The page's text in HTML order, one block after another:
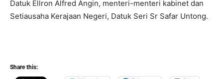
Datuk Ellron Alfred Angin, menteri-menteri kabinet dan
Setiausaha Kerajaan Negeri, Datuk Seri Sr Safar Untong.
Share this: